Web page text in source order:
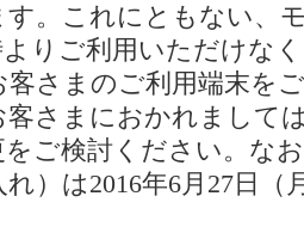
。これにともない、
よりご利用いただけな
さまのご利用端末を
さまにおかれまして
ご検討ください。な
）は2016年6月27日（